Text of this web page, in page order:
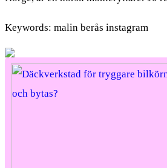
Keywords: malin berås instagram